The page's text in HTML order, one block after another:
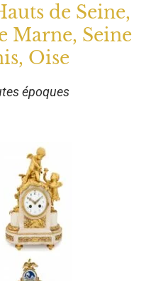
de Seine,
Marne, Seine
Oise
époques